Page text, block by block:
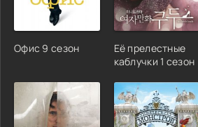
Офис 9 сезон
Её прелестные
каблучки 1 сезон